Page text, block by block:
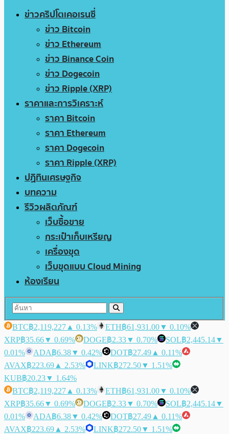
ข่าวคริปโตเคอเรนซี่
ข่าว Bitcoin
ข่าว Ethereum
ข่าว Binance Coin
ข่าว Dogecoin
ข่าว Ripple (XRP)
ราคาและการวิเคราะห์
ราคา Bitcoin
ราคา Ethereum
ราคา Dogecoin
ราคา Ripple (XRP)
ปฏิทินเศรษฐกิจ
บทความ
รีวิวผลิตภัณฑ์
เว็บซื้อขาย
กระเป๋าเก็บเหรียญ
เครื่องขุด
เว็บขุดแบบ Cloud Mining
ห้องเรียน
BTC฿2,119,227 ▲ 0.13% ETH฿61,931.00▼ 0.10%
XRP฿35.66▼ 0.69% DOGE฿2.33▼ 0.70% SOL฿2,445.14▼
0.01%
ADA฿6.38▼ 0.42% DOT฿27.49 ▲ 0.11%
AVAX฿223.69 ▲ 2.53% LINK฿272.50▼ 1.51%
KUB฿20.23▼ 1.64%
BTC฿2,119,227 ▲ 0.13% ETH฿61,931.00▼ 0.10%
XRP฿35.66▼ 0.69% DOGE฿2.33▼ 0.70% SOL฿2,445.14▼
0.01%
ADA฿6.38▼ 0.42% DOT฿27.49 ▲ 0.11%
AVAX฿223.69 ▲ 2.53% LINK฿272.50▼ 1.51%